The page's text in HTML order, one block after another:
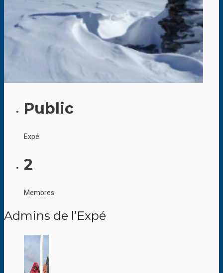
Public
Expé
2
Membres
Admins de l’Expé